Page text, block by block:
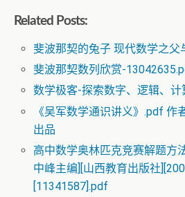
Related Posts:
斐波那契的兔子 现代数学之父
斐波那契数列欣赏-
数学极客-探索数字、逻辑、计
《吴军数学通识讲义》.pdf 作
出品
高中数学奥林匹克竞赛解题方
中峰主编][山西教育出版社
[11341587].pdf